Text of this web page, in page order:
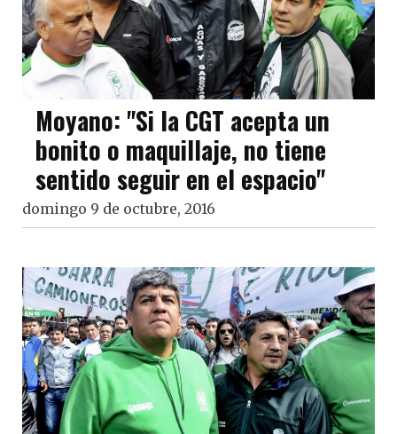
Moyano: "Si la CGT acepta un
bonito o maquillaje, no tiene
sentido seguir en el espacio"
domingo 9 de octubre, 2016